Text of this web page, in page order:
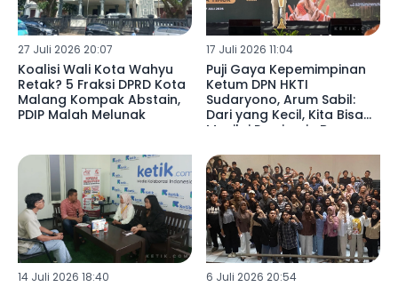
27 Juli 2026 20:07
Koalisi Wali Kota Wahyu
Retak? 5 Fraksi DPRD Kota
Malang Kompak Abstain,
PDIP Malah Melunak
17 Juli 2026 11:04
Puji Gaya Kepemimpinan
Ketum DPN HKTI
Sudaryono, Arum Sabil:
Dari yang Kecil, Kita Bisa
Menilai Pemimpin Bangsa
14 Juli 2026 18:40 6 Juli 2026 20:54